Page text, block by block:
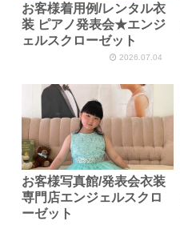
お客様着用例/レンタル衣
装 ピアノ発表会★エンジ
ェルスクローゼット
2026.07.04
お客様写真館/発表会衣装
専門店エンジェルスクロ
ーゼット